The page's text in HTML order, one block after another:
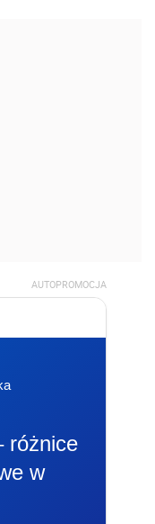
AUTOPROMOCJA
różnice
w